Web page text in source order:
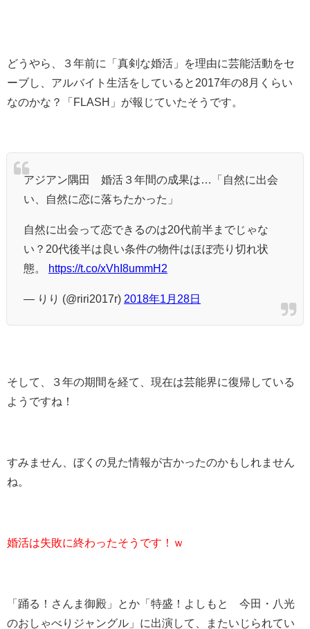
どうやら、３年前に「真剣な婚活」を理由に芸能活動をセ
ーブし、アルバイト生活をしていると2017年の8月くらい
なのかな？「FLASH」が報じていたそうです。
アジアン隅田 婚活３年間の成果は…「自然に出会
い、自然に恋に落ちたかった」
自然に出会って恋できるのは20代前半までじゃな
い？20代後半は良い条件の物件はほぼ売り切れ状
態。
https://t.co/xVhI8ummH2
— りり (@riri2017r) 2018年1月28日
そして、３年の期間を経て、現在は芸能界に復帰している
ようですね！
すみません、ぼくの見た情報が古かったのかもしれません
ね。
婚活は失敗に終わったそうです！ｗ
「踊る！さんま御殿」とか「特盛！よしもと 今田・八光
のおしゃべりジャングル」に出演して、またいじられてい